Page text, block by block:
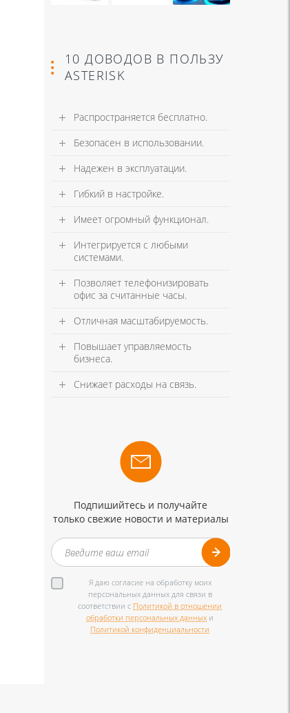
10 ДОВОДОВ В ПОЛЬЗУ
ASTERISK
Распространяется бесплатно.
Безопасен в использовании.
Надежен в эксплуатации.
Гибкий в настройке.
Имеет огромный функционал.
Интегрируется с любыми
системами.
Позволяет телефонизировать
офис за считанные часы.
Отличная масштабируемость.
Повышает управляемость
бизнеса.
Снижает расходы на связь.
Подпишийтесь и получайте
только свежие новости и материалы
Я даю согласие на обработку моих
персональных данных для связи в
соответствии с Политикой в отношении
обработки персональных данных и
Политикой конфиденциальности